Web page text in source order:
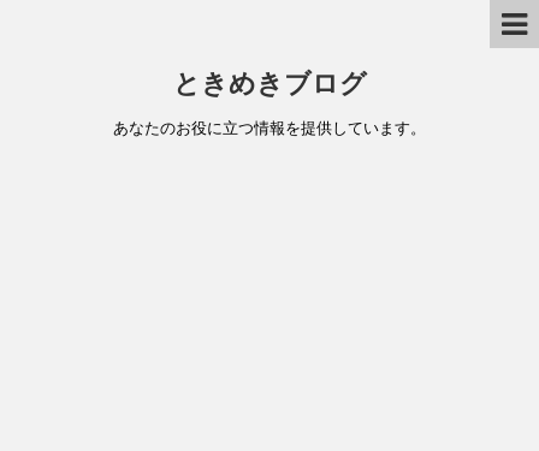
ときめきブログ
あなたのお役に立つ情報を提供しています。